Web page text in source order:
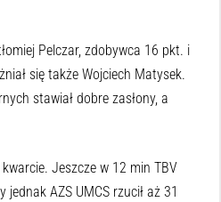
Pelczar, zdobywca 16 pkt. i
się także Wojciech Matysek.
stawiał dobre zasłony, a
Jeszcze w 12 min TBV
AZS UMCS rzucił aż 31